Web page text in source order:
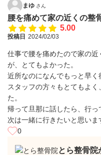
まゆ さん
腰を痛めて家の近くの整
5.00
投稿日 2024/02/03
仕事で腰を痛めたので家の
が、とてもよかった。
近所なのになんでもっと早
スタッフの方々もとてもよ
た。
帰って旦那に話したら、行っ
次は一緒に行きたいと思いま
0
とら整骨院